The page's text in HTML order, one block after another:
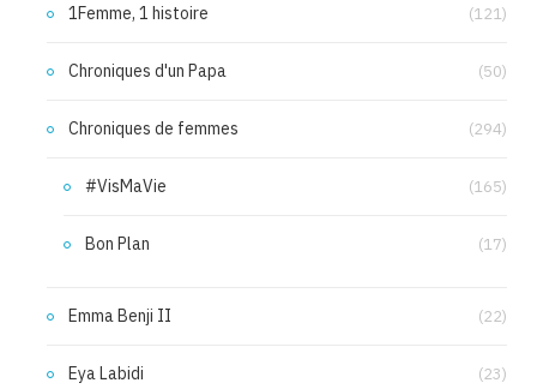
1Femme, 1 histoire (121)
Chroniques d'un Papa (50)
Chroniques de femmes (294)
#VisMaVie (165)
Bon Plan (17)
Emma Benji II (22)
Eya Labidi (23)